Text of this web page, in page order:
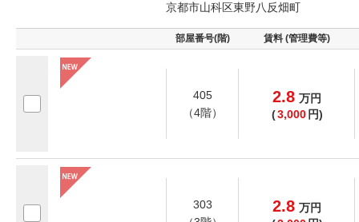
京都市山科区東野八反畑町
部屋番号(階) 賃料 (管理費等)
405
（4階）
2.8 万円
(3,000 円)
303
2.8 万円